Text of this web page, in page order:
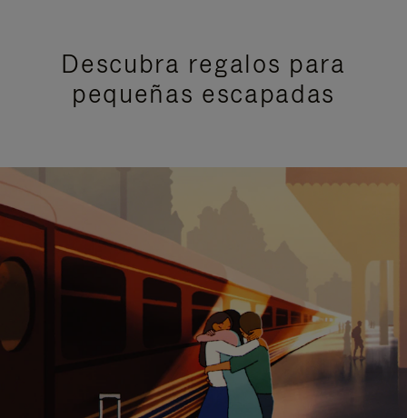
Descubra regalos para
pequeñas escapadas